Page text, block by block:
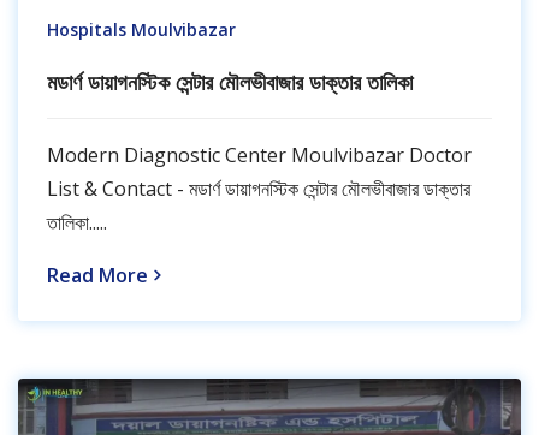
Hospitals Moulvibazar
মডার্ণ ডায়াগনস্টিক সেন্টার মৌলভীবাজার ডাক্তার তালিকা
Modern Diagnostic Center Moulvibazar Doctor
List & Contact - মডার্ণ ডায়াগনস্টিক সেন্টার মৌলভীবাজার ডাক্তার
তালিকা.....
Read More